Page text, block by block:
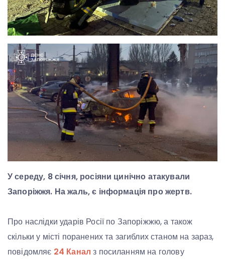
У середу, 8 січня, росіяни цинічно атакували
Запоріжжя. На жаль, є інформація про жертв.
Про наслідки ударів Росії по Запоріжжю, а також
скільки у місті поранених та загиблих станом на зараз,
повідомляє 24 Каналз посиланням на голову